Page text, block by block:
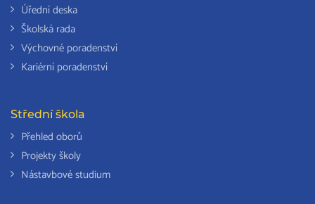
Úřední deska
Školská rada
Výchovné poradenství
Kariérní poradenství
Střední škola
Přehled oborů
Projekty školy
Nástavbové studium